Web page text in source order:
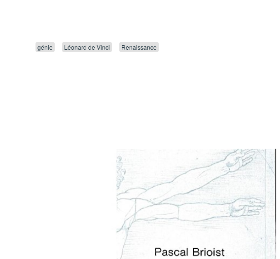
génie Léonard de Vinci Renaissance